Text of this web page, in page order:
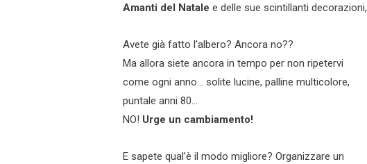
Amanti del Natale e delle sue scintillanti decorazioni,
Avete già fatto l’albero? Ancora no??
Ma allora siete ancora in tempo per non ripetervi
come ogni anno… solite lucine, palline multicolore,
puntale anni 80…
NO! Urge un cambiamento!
E sapete qual’è il modo migliore? Organizzare un